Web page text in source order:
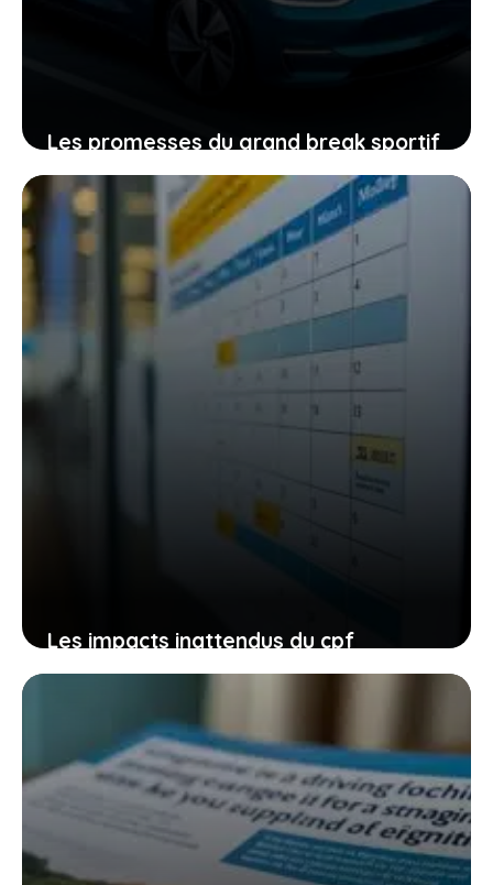
Les promesses du grand break sportif
électrique de peugeot pour les
passionnés de conduite
27 décembre 2025
Les impacts inattendus du cpf
restreint aux demandeurs d’emploi sur
conduite
27 janvier 2026